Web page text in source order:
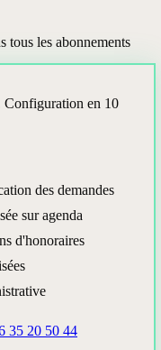
tous les abonnements
Configuration en 10
des demandes
sur agenda
d'honoraires
35 20 50 44